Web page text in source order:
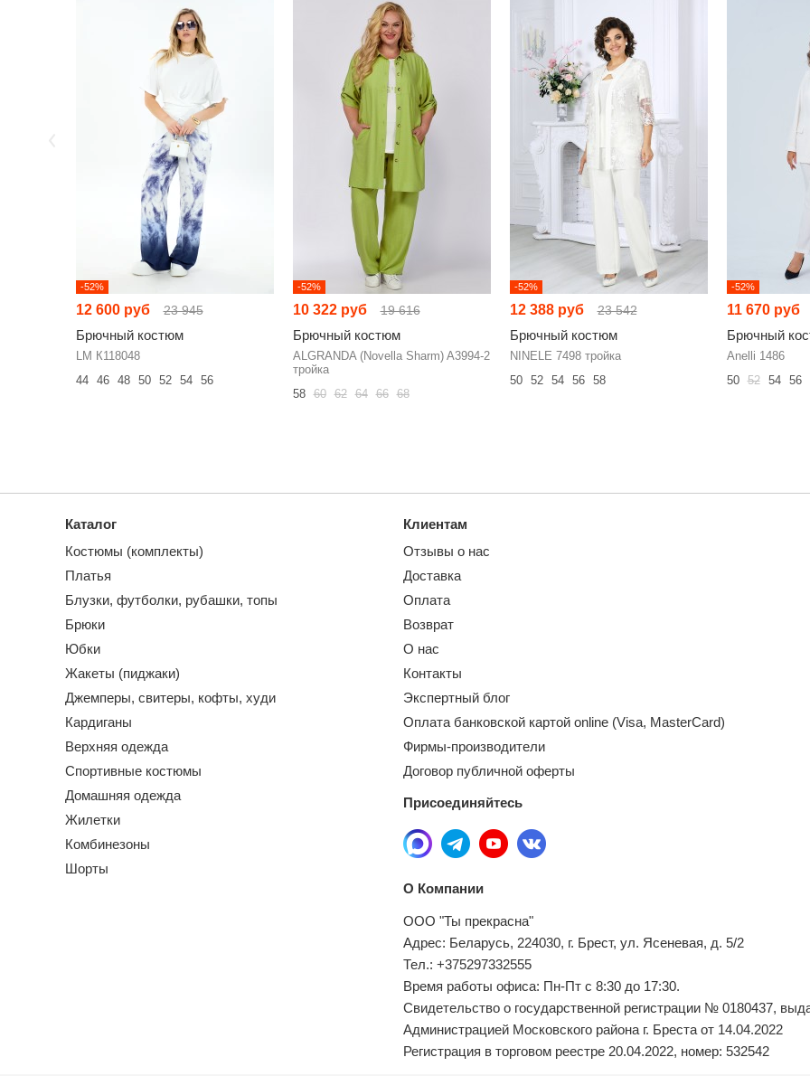
-52%
12 600 руб 23 945
Брючный костюм
LM К118048
44
46 48 50 52 54 56
-52%
10 322 руб 19 616
Брючный костюм
ALGRANDA (Novella Sharm) A3994-2
тройка
58 60 62 64 66 68
-52%
12 388 руб 23 542
Брючный костюм
NINELE 7498 тройка
50
52 54 56 58
-52%
11 670 руб
Брючный
Anelli 1486
50 52 54 56
Каталог
Костюмы (комплекты)
Платья
Блузки, футболки, рубашки, топы
Брюки
Юбки
Жакеты (пиджаки)
Джемперы, свитеры, кофты, худи
Кардиганы
Верхняя одежда
Спортивные костюмы
Домашняя одежда
Жилетки
Комбинезоны
Шорты
Клиентам
Отзывы о нас
Доставка
Оплата
Возврат
О нас
Контакты
Экспертный блог
Оплата банковской картой online (Visa, MasterCard)
Фирмы-производители
Договор публичной оферты
Присоединяйтесь
О Компании
ООО "Ты прекрасна"
Адрес: Беларусь, 224030, г. Брест, ул. Ясеневая, д. 5/2
Тел.: +375297332555
Время работы офиса: Пн-Пт с 8:30 до 17:30.
Свидетельство о государственной регистрации № 0180437,
Администрацией Московского района г. Бреста от 14.04.2022
Регистрация в торговом реестре 20.04.2022, номер: 532542